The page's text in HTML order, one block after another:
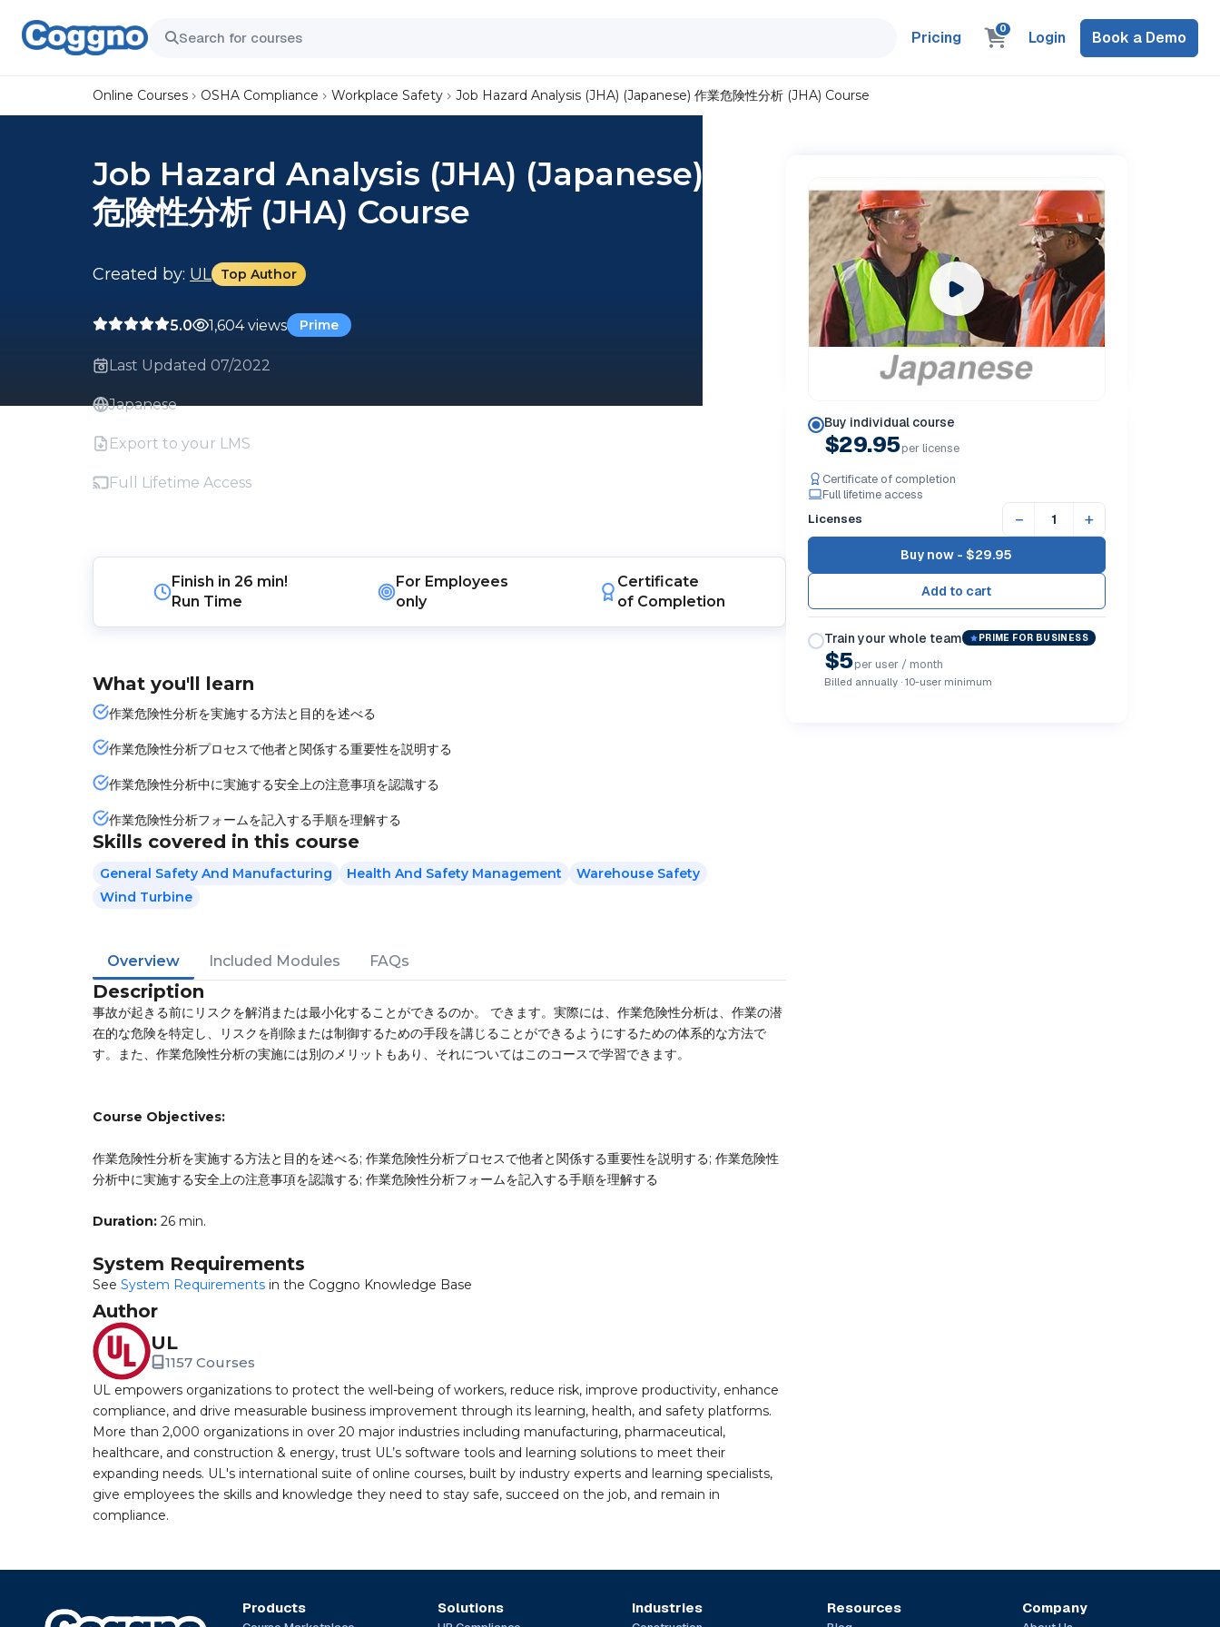
Pricing 0 Login Book a Demo
Online Courses OSHA Compliance Workplace Safety Job Hazard Analysis (JHA) (Japanese) 作業危険性分析 (JHA) Course
Job Hazard Analysis (JHA) (Japanese) 作業
危険性分析 (JHA) Course
Created by: UL Top Author
5.0 1,604 views Prime
Last Updated 07/2022
Japanese
Export to your LMS
Full Lifetime Access
Finish in 26 min!
Run Time
For Employees
only
Certificate
of Completion
What you'll learn
作業危険性分析を実施する方法と目的を述べる
作業危険性分析プロセスで他者と関係する重要性を説明する
作業危険性分析中に実施する安全上の注意事項を認識する
作業危険性分析フォームを記入する手順を理解する
Skills covered in this course
General Safety And Manufacturing Health And Safety Management
Warehouse Safety
Wind Turbine
Overview Included Modules FAQs
Description
事故が起きる前にリスクを解消または最小化することができるのか。 できます。実際には、作業危険性分析は、作業の潜
在的な危険を特定し、リスクを削除または制御するための手段を講じることができるようにするための体系的な方法で
す。また、作業危険性分析の実施には別のメリットもあり、それについてはこのコースで学習できます。
Course Objectives:
作業危険性分析を実施する方法と目的を述べる; 作業危険性分析プロセスで他者と関係する重要性を説明する; 作業危険性
分析中に実施する安全上の注意事項を認識する; 作業危険性分析フォームを記入する手順を理解する
Duration: 26 min.
System Requirements
See System Requirements in the Coggno Knowledge Base
Author
UL
1157 Courses
UL empowers organizations to protect the well-being of workers, reduce risk, improve productivity, enhance
compliance, and drive measurable business improvement through its learning, health, and safety platforms.
More than 2,000 organizations in over 20 major industries including manufacturing, pharmaceutical,
healthcare, and construction & energy, trust UL’s software tools and learning solutions to meet their
expanding needs. UL's international suite of online courses, built by industry experts and learning specialists,
give employees the skills and knowledge they need to stay safe, succeed on the job, and remain in
compliance.
Buy individual course
$29.95per license
Certificate of completion
Full lifetime access
Licenses
− +
Buy now - $29.95
Train your whole team PRIME FOR BUSINESS
$5per user / month
Billed annually · 10-user minimum
Products Solutions Industries Resources Company